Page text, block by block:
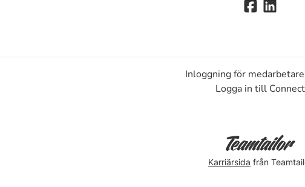
Inloggning för medarbetare
Logga in till Connect
Karriärsida från